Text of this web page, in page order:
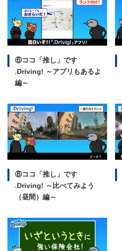
⑥ココ「推し」です
.Driving! ～アプリもあるよ
編～
⑧ココ「推し」です
.Driving! ～比べてみよう
（昼間）編～